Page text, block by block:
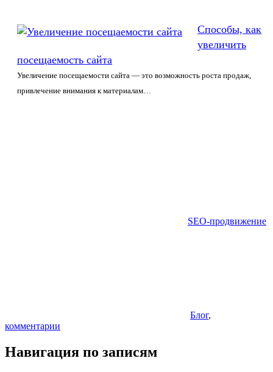
Способы, как
увеличить
посещаемость сайта
Увеличение посещаемости сайта — это возможность роста продаж,
привлечение внимания к материалам…
SEO-продвижение
Блог,
комментарии
Навигация по записям